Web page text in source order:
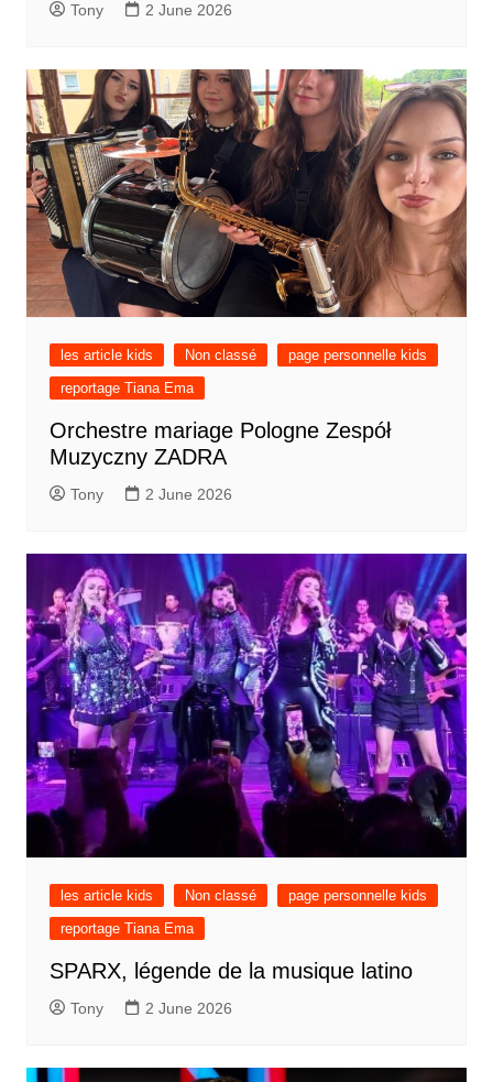
Tony 2 June 2026
les article kids Non classé
page personnelle kids
reportage Tiana Ema
Orchestre mariage Pologne Zespół
Muzyczny ZADRA
Tony 2 June 2026
les article kids Non classé
page personnelle kids
reportage Tiana Ema
SPARX, légende de la musique latino
Tony 2 June 2026